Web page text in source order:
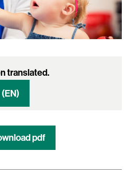
translated.
pdf